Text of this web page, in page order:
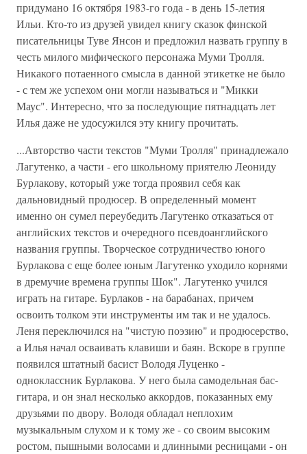
придумано 16 октября 1983-го года - в день 15-летия
Ильи. Кто-то из друзей увидел книгу сказок финской
писательницы Туве Янсон и предложил назвать группу в
честь милого мифического персонажа Муми Тролля.
Никакого потаенного смысла в данной этикетке не было
- с тем же успехом они могли называться и "Микки
Маус". Интересно, что за последующие пятнадцать лет
Илья даже не удосужился эту книгу прочитать.
...Авторство части текстов "Муми Тролля" принадлежало
Лагутенко, а части - его школьному приятелю Леониду
Бурлакову, который уже тогда проявил себя как
дальновидный продюсер. В определенный момент
именно он сумел переубедить Лагутенко отказаться от
английских текстов и очередного псевдоанглийского
названия группы. Творческое сотрудничество юного
Бурлакова с еще более юным Лагутенко уходило корнями
в дремучие времена группы Шок". Лагутенко учился
играть на гитаре. Бурлаков - на барабанах, причем
освоить толком эти инструменты им так и не удалось.
Леня переключился на "чистую поэзию" и продюсерство,
а Илья начал осваивать клавиши и баян. Вскоре в группе
появился штатный басист Володя Луценко -
одноклассник Бурлакова. У него была самодельная бас-
гитара, и он знал несколько аккордов, показанных ему
друзьями по двору. Володя обладал неплохим
музыкальным слухом и к тому же - со своим высоким
ростом, пышными волосами и длинными ресницами - он